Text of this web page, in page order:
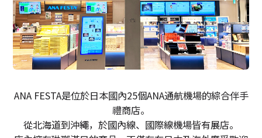
ANA FESTA是位於日本國內25個ANA通航機場的綜合伴手
禮商店。
從北海道到沖繩，於國內線、國際線機場皆有展店。